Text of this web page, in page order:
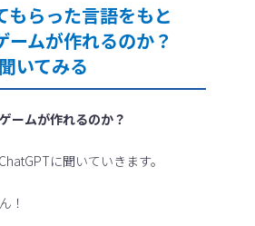
らった言語をもと
ームが作れるのか？
いてみる
ームが作れるのか？
に聞いていきます。
！